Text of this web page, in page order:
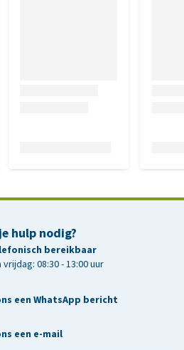
hulp nodig?
bereikbaar
08:30 - 13:00 uur
een WhatsApp bericht
een e-mail